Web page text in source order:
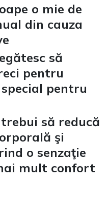
o mie de
din cauza
să
pentru
pentru
să reducă
şi
o senzaţie
mult confort